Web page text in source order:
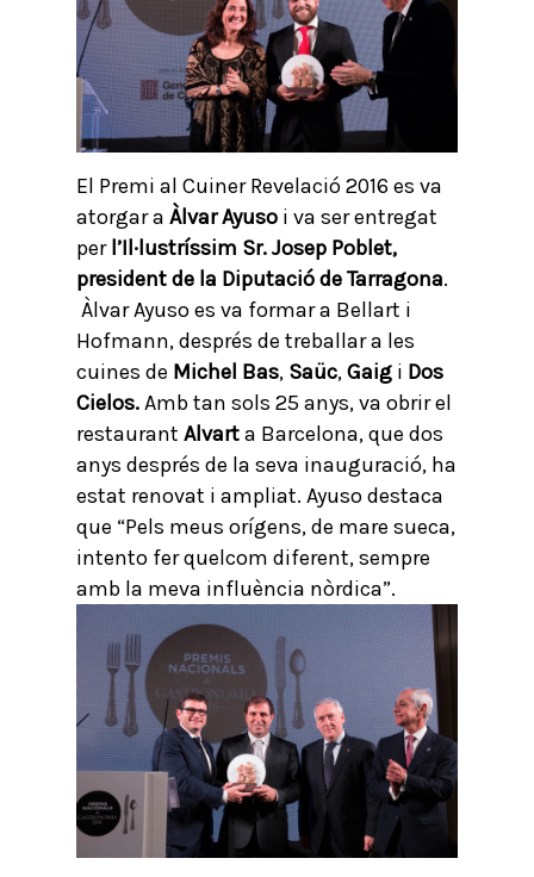
El Premi al Cuiner Revelació 2016 es va
atorgar a Àlvar Ayuso i va ser entregat
per l’Il·lustríssim Sr. Josep Poblet,
president de la Diputació de Tarragona.
Àlvar Ayuso es va formar a Bellart i
Hofmann, després de treballar a les
cuines de Michel Bas, Saüc,Gaig i Dos
Cielos.Amb tan sols 25 anys, va obrir el
restaurant Alvarta Barcelona, que dos
anys després de la seva inauguració, ha
estat renovat i ampliat. Ayuso destaca
que “Pels meus orígens, de mare sueca,
intento fer quelcom diferent, sempre
amb la meva influència nòrdica”.